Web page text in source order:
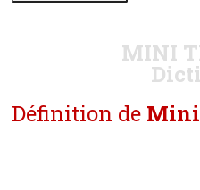
MINI
Définition de